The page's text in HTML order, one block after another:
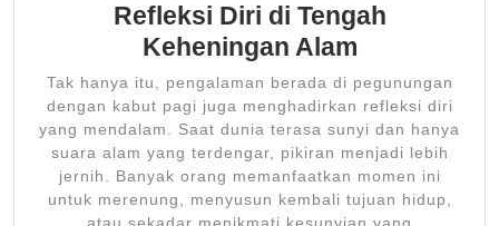
Refleksi Diri di Tengah
Keheningan Alam
Tak hanya itu, pengalaman berada di pegunungan
dengan kabut pagi juga menghadirkan refleksi diri
yang mendalam. Saat dunia terasa sunyi dan hanya
suara alam yang terdengar, pikiran menjadi lebih
jernih. Banyak orang memanfaatkan momen ini
untuk merenung, menyusun kembali tujuan hidup,